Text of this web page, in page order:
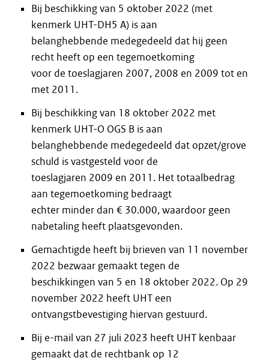
Bij beschikking van 5 oktober 2022 (met
kenmerk UHT-DH5 A) is aan
belanghebbende medegedeeld dat hij geen
recht heeft op een tegemoetkoming
voor de toeslagjaren 2007, 2008 en 2009 tot en
met 2011.
Bij beschikking van 18 oktober 2022 met
kenmerk UHT-O OGS B is aan
belanghebbende medegedeeld dat opzet/grove
schuld is vastgesteld voor de
toeslagjaren 2009 en 2011. Het totaalbedrag
aan tegemoetkoming bedraagt
echter minder dan € 30.000, waardoor geen
nabetaling heeft plaatsgevonden.
Gemachtigde heeft bij brieven van 11 november
2022 bezwaar gemaakt tegen de
beschikkingen van 5 en 18 oktober 2022. Op 29
november 2022 heeft UHT een
ontvangstbevestiging hiervan gestuurd.
Bij e-mail van 27 juli 2023 heeft UHT kenbaar
gemaakt dat de rechtbank op 12